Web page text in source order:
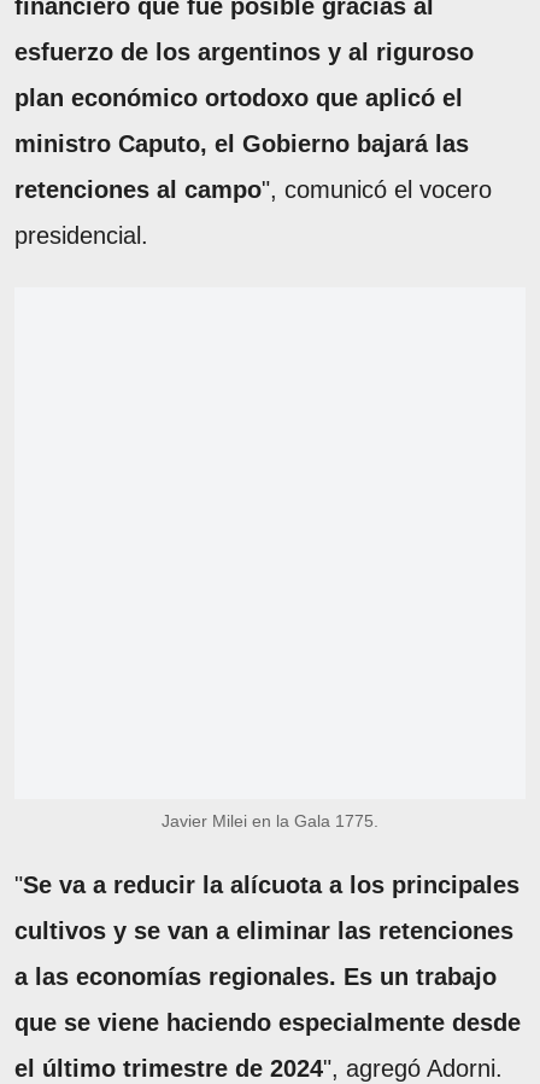
financiero que fue posible gracias al
esfuerzo de los argentinos y al riguroso
plan económico ortodoxo que aplicó el
ministro Caputo, el Gobierno bajará las
retenciones al campo", comunicó el vocero
presidencial.
Javier Milei en la Gala 1775.
"Se va a reducir la alícuota a los principales
cultivos y se van a eliminar las retenciones
a las economías regionales. Es un trabajo
que se viene haciendo especialmente desde
el último trimestre de 2024", agregó Adorni.